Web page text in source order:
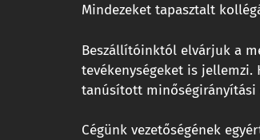
Mindezeket tapasztalt
Beszállítóinktól elvárjuk a
tevékenységeket is
tanúsított minőségirányítási
Cégünk vezetőségének